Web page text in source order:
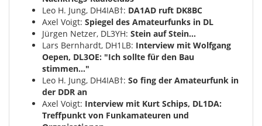
Leo H. Jung, DH4IAB†: DA1AD ruft DK8BC
Axel Voigt: Spiegel des Amateurfunks in DL
Jürgen Netzer, DL3YH: Stein auf Stein...
Lars Bernhardt, DH1LB: Interview mit Wolfgang
Oepen, DL3OE: "Ich sollte für den Bau
stimmen..."
Leo H. Jung, DH4IAB†: So fing der Amateurfunk in
der DDR an
Axel Voigt: Interview mit Kurt Schips, DL1DA:
Treffpunkt von Funkamateuren und